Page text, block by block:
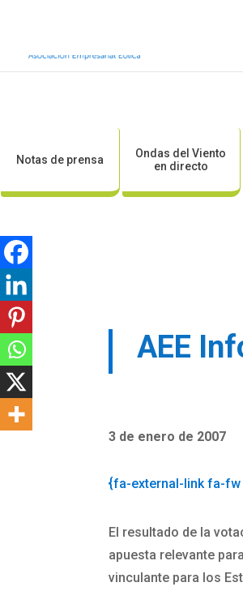
Notas de prensa
Ondas del Viento
en directo
AEE
3 de enero de 2007
{fa-external-link fa-fw
El resultado de la
apuesta relevante
vinculante para los